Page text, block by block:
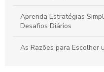
Aprenda Estratégias
Desafios Diários
As Razões para Escolher